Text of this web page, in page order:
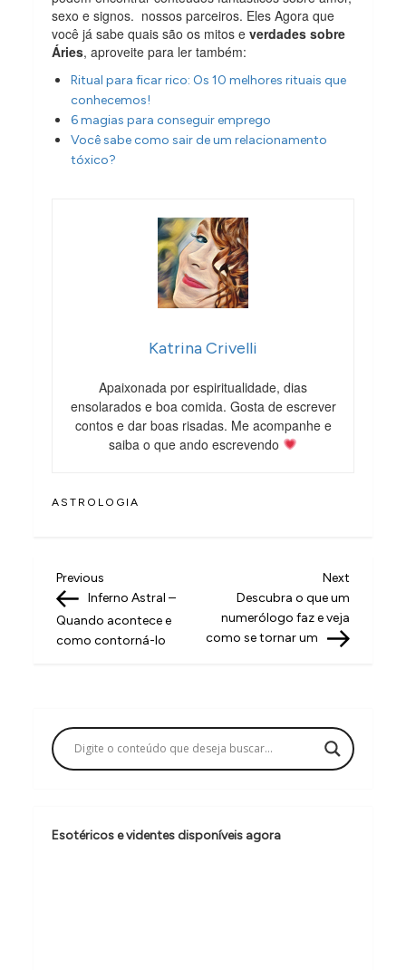
sexo e signos. nossos parceiros. Eles Agora que
você já sabe quais são os mitos everdades sobre
Áries, aproveite para ler também:
Ritual para ficar rico: Os 10 melhores rituais que
conhecemos!
6 magias para conseguir emprego
Você sabe como sair de um relacionamento
tóxico?
Katrina Crivelli
Apaixonada por espiritualidade, dias
ensolarados e boa comida. Gosta de escrever
contos e dar boas risadas. Me acompanhe e
saiba o que ando escrevendo
ASTROLOGIA
N
a
v
a
ç
o
d
Previous
Post
Previous
Inferno Astral –
Quando acontece e
como contorná-lo
Next
Post
Next
Descubra o que um
numerólogo faz e veja
como se tornar um
Esotéricos e videntes disponíveis agora